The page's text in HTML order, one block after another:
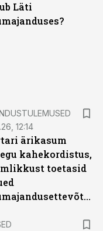
Läti
12:14
ärikasum
kahekordistus,
toetasid
põllumajandusettevõtted